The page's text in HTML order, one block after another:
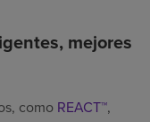
mejores
como REACT™,